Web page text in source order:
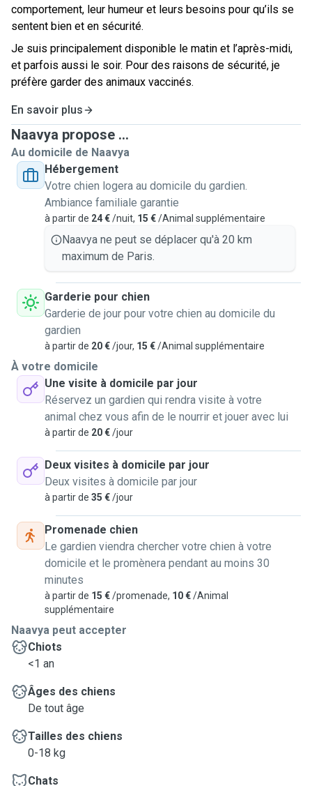
comportement, leur humeur et leurs besoins pour qu’ils se
sentent bien et en sécurité.
Je suis principalement disponible le matin et l’après-midi,
et parfois aussi le soir. Pour des raisons de sécurité, je
préfère garder des animaux vaccinés.
En savoir plus
Naavya propose ...
Au domicile de Naavya
Hébergement
Votre chien logera au domicile du gardien.
Ambiance familiale garantie
à partir de 24 €/nuit, 15 €/Animal supplémentaire
Naavya ne peut se déplacer qu'à 20 km
maximum de Paris.
Garderie pour chien
Garderie de jour pour votre chien au domicile du
gardien
à partir de 20 €/jour, 15 €/Animal supplémentaire
À votre domicile
Une visite à domicile par jour
Réservez un gardien qui rendra visite à votre
animal chez vous afin de le nourrir et jouer avec lui
à partir de 20 €/jour
Deux visites à domicile par jour
Deux visites à domicile par jour
à partir de 35 €/jour
Promenade chien
Le gardien viendra chercher votre chien à votre
domicile et le promènera pendant au moins 30
minutes
à partir de 15 €/promenade, 10 €/Animal
supplémentaire
Naavya peut accepter
Chiots
<1 an
Âges des chiens
De tout âge
Tailles des chiens
0-18 kg
Chats